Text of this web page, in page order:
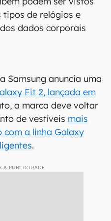
tipos de relógios e
dados corporais
Samsung anuncia uma
Fit 2, lançada em
a marca deve voltar
de vestíveis mais
a linha Galaxy
.
A PUBLICIDADE